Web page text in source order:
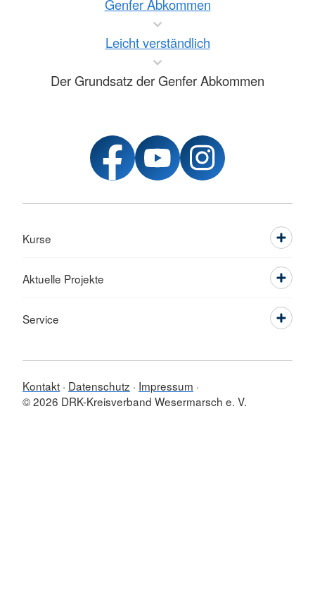
Genfer Abkommen
Leicht verständlich
Der Grundsatz der Genfer Abkommen
Kurse
Aktuelle Projekte
Service
Kontakt Datenschutz
Impressum
© 2026 DRK-Kreisverband Wesermarsch e. V.